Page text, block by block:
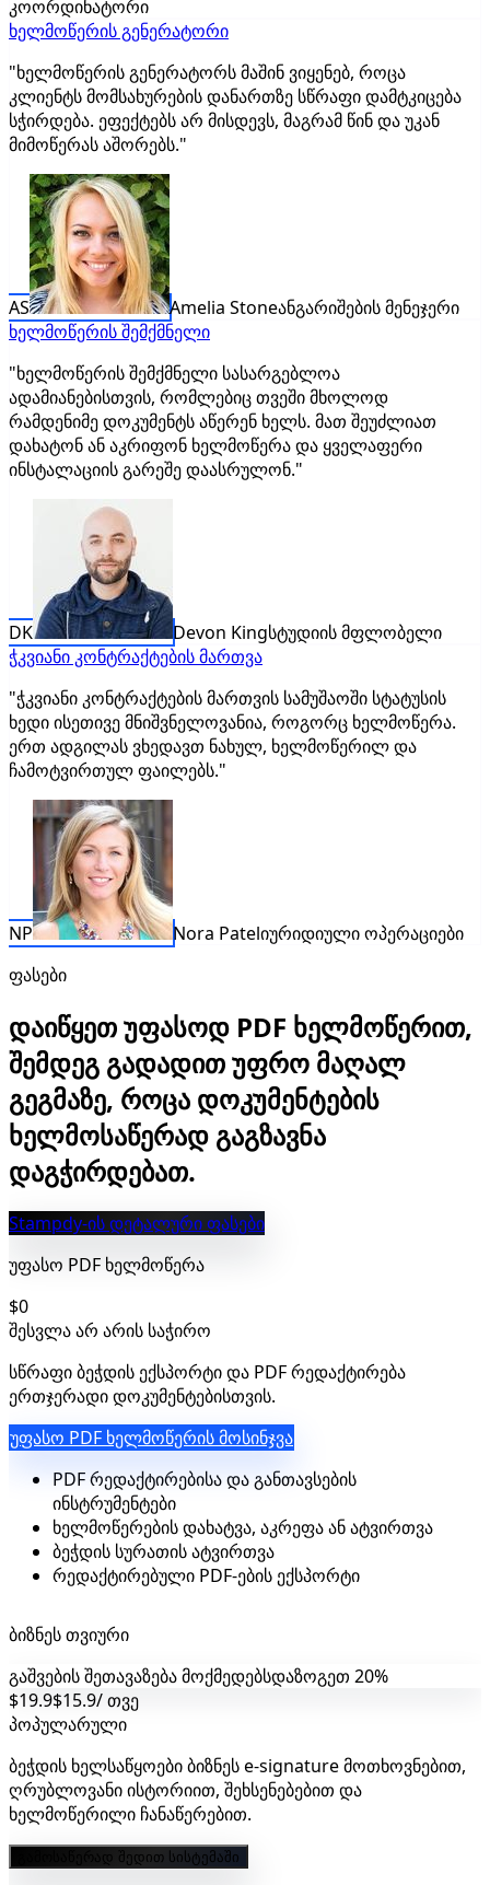
კოორდინატორი
ხელმოწერის გენერატორი
"ხელმოწერის გენერატორს მაშინ ვიყენებ, როცა
კლიენტს მომსახურების დანართზე სწრაფი დამტკიცება
სჭირდება. ეფექტებს არ მისდევს, მაგრამ წინ და უკან
მიმოწერას აშორებს."
AS Amelia Stoneანგარიშების მენეჯერი
ხელმოწერის შემქმნელი
"ხელმოწერის შემქმნელი სასარგებლოა
ადამიანებისთვის, რომლებიც თვეში მხოლოდ
რამდენიმე დოკუმენტს აწერენ ხელს. მათ შეუძლიათ
დახატონ ან აკრიფონ ხელმოწერა და ყველაფერი
ინსტალაციის გარეშე დაასრულონ."
DK Devon Kingსტუდიის მფლობელი
ჭკვიანი კონტრაქტების მართვა
"ჭკვიანი კონტრაქტების მართვის სამუშაოში სტატუსის
ხედი ისეთივე მნიშვნელოვანია, როგორც ხელმოწერა.
ერთ ადგილას ვხედავთ ნახულ, ხელმოწერილ და
ჩამოტვირთულ ფაილებს."
NP Nora Patelიურიდიული ოპერაციები
ფასები
დაიწყეთ უფასოდ PDF ხელმოწერით,
შემდეგ გადადით უფრო მაღალ
გეგმაზე, როცა დოკუმენტების
ხელმოსაწერად გაგზავნა
დაგჭირდებათ.
Stampdy-ის დეტალური ფასები
უფასო PDF ხელმოწერა
$0
შესვლა არ არის საჭირო
სწრაფი ბეჭდის ექსპორტი და PDF რედაქტირება
ერთჯერადი დოკუმენტებისთვის.
უფასო PDF ხელმოწერის მოსინჯვა
PDF რედაქტირებისა და განთავსების
ინსტრუმენტები
ხელმოწერების დახატვა, აკრეფა ან ატვირთვა
ბეჭდის სურათის ატვირთვა
რედაქტირებული PDF-ების ექსპორტი
ბიზნეს თვიური
გაშვების შეთავაზება მოქმედებსდაზოგეთ 20%
$19.9$15.9/ თვე
პოპულარული
ბეჭდის ხელსაწყოები ბიზნეს e-signature მოთხოვნებით,
ღრუბლოვანი ისტორიით, შეხსენებებით და
ხელმოწერილი ჩანაწერებით.
გამოსაწერად შედით სისტემაში